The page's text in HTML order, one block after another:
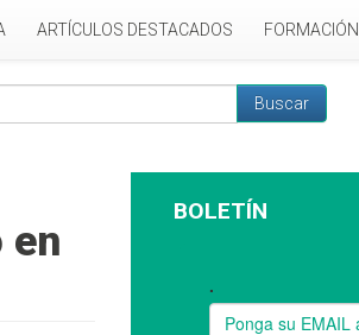
ARTÍCULOS DESTACADOS FORMACIÓN
de búsqueda
Buscar
en
BOLETÍN